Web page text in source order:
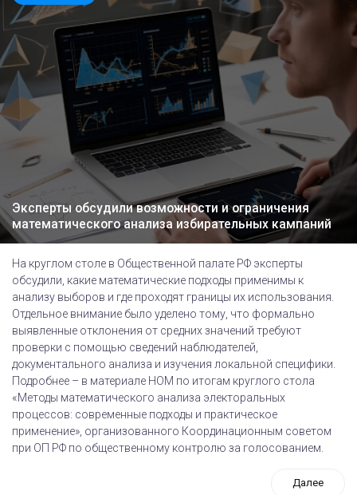
Эксперты обсудили возможности и ограничения
математического анализа избирательных кампаний
На круглом столе в Общественной палате РФ эксперты
обсудили, какие математические подходы применимы к
анализу выборов и где проходят границы их использования.
Отдельное внимание было уделено тому, что формально
выявленные отклонения от средних значений требуют
проверки с помощью сведений наблюдателей,
документального анализа и изучения локальной специфики.
Подробнее – в материале НОМ по итогам круглого стола
«Методы математического анализа электоральных
процессов: современные подходы и практическое
применение», организованного Координационным советом
при ОП РФ по общественному контролю за голосованием.
Далее